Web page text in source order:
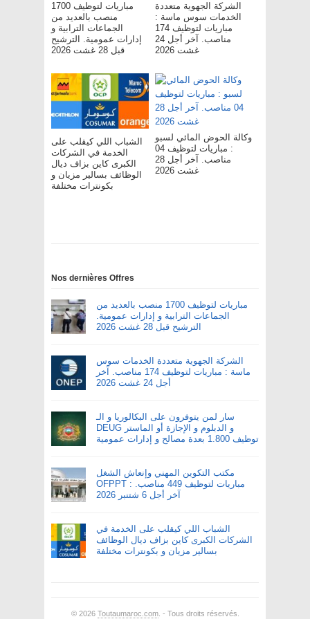
مباريات لتوظيف 1700
منصب بالعديد من
الجماعات الترابية و
إدارات عمومية. الترشيح
قبل 28 غشت 2026
الشركة الجهوية متعددة
الخدمات سوس ماسة :
مباريات لتوظيف 174
مناصب. آخر أجل 24
غشت 2026
الشباب اللي كيقلب على
الخدمة في الشركات
الكبرى كاين بزاف ديال
الوظائف بسالير مزيان و
بكونترات مختلفة
وكالة الحوض المائي لسبو
: مباريات لتوظيف 04
مناصب. آخر أجل 28
غشت 2026
Nos dernières Offres
مباريات لتوظيف 1700 منصب بالعديد من
الجماعات الترابية و إدارات عمومية.
الترشيح قبل 28 غشت 2026
الشركة الجهوية متعددة الخدمات سوس
ماسة : مباريات لتوظيف 174 مناصب. آخر
أجل 24 غشت 2026
سار لمن يتوفرون على البكالوريا و الـ
DEUG و الدبلوم و الإجازة أو الماستر
توظيف 1.800 بعدة مصالح و إدارات عمومية
مكتب التكوين المهني وإنعاش الشغل
OFPPT : مباريات لتوظيف 449 مناصب.
آخر أجل 6 شتنبر 2026
الشباب اللي كيقلب على الخدمة في
الشركات الكبرى كاين بزاف ديال الوظائف
بسالير مزيان و بكونترات مختلفة
© 2026 Toutaumaroc.com. - Tous droits réservés.